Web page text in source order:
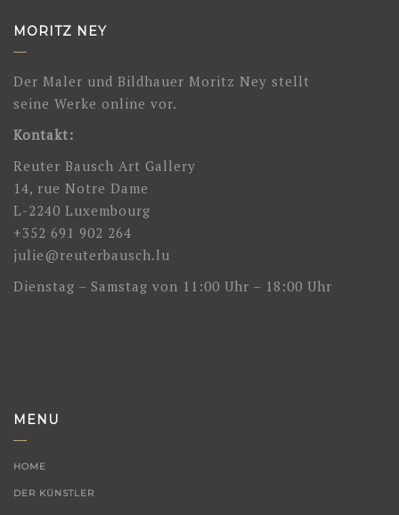
MORITZ NEY
Der Maler und Bildhauer Moritz Ney stellt
seine Werke online vor.
Kontakt:
Reuter Bausch Art Gallery
14, rue Notre Dame
L-2240 Luxembourg
+352 691 902 264
julie@reuterbausch.lu
Dienstag – Samstag von 11:00 Uhr – 18:00 Uhr
MENU
HOME
DER KÜNSTLER